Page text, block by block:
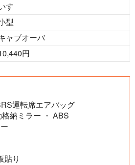
すゞ
型
ャブオーバ
円
運転席エアバッグ
納ミラー ・ ABS
り